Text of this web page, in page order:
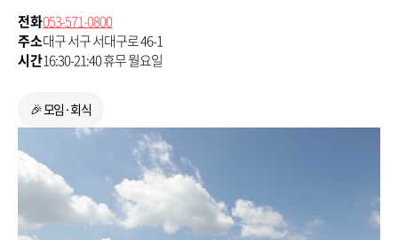
전화053-571-0800
주소대구 서구 서대구로 46-1
시간16:30-21:40 휴무 월요일
🎉 모임·회식